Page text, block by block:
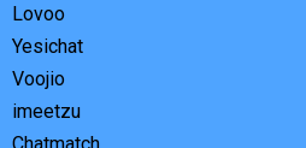
Lovoo
Yesichat
Voojio
imeetzu